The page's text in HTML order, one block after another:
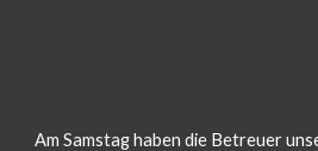
Am Samstag haben die Betreuer